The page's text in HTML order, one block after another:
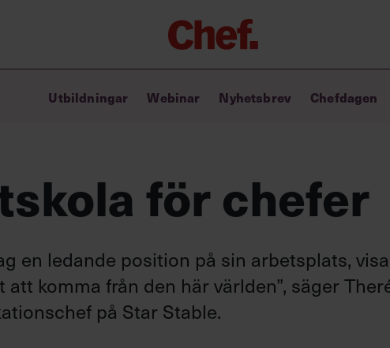
Chefakademin+
Lyft ditt ledarskap med C+
Ledarskapstest
Chef GPT – din chefsassistent i
Utbildningar Webinar Nyhetsbrev Chefdagen
för chefer
en ledande position på sin arbetsplats,
komma från den här världen”, säger
på Star Stable.